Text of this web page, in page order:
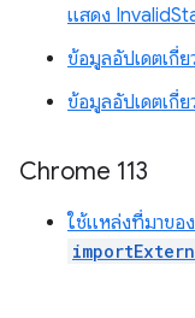
แสดง
ข้อมูลอัปเดตเกี่
ข้อมูลอัปเดตเกี่
Chrome 113
ใช้แหล่งที่มาขอ